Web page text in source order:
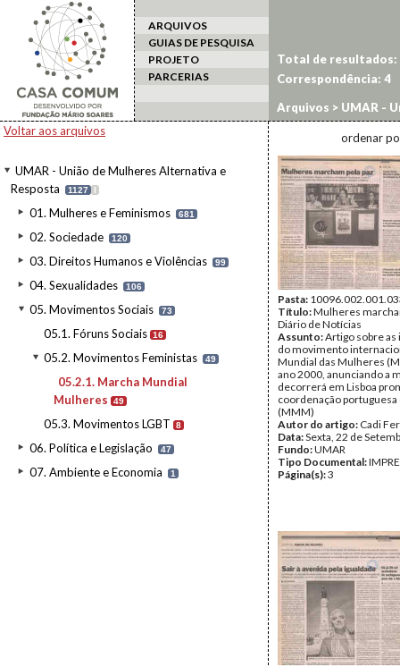
ARQUIVOS
GUIAS DE PESQUISA
PROJETO
PARCERIAS
Voltar aos arquivos
UMAR - União de Mulheres Alternativa e
Resposta
1127 I
01. Mulheres e Feminismos 681
02. Sociedade 120
03. Direitos Humanos e Violências 99
04. Sexualidades 106
05. Movimentos Sociais 73
05.1. Fóruns Sociais 16
05.2. Movimentos Feministas 49
05.2.1. Marcha Mundial
Mulheres
49
05.3. Movimentos LGBT 8
06. Política e Legislação 47
07. Ambiente e Economia 1
Total de resultados:
Correspondência: 4
Arquivos > UMAR -
Movimentos
ordenar
Pasta:
Título:Mulheres
Diário de Notícias
Assunto:Artigo sobre as
do movimento
Mundial das Mulheres
ano 2000, anunciando a
decorrerá em Lisboa
coordenação
(MMM)
Autor do artigo: Cadi
Data:Sexta, 22 de
Fundo:UMAR
Tipo Documental:
Página(s):3